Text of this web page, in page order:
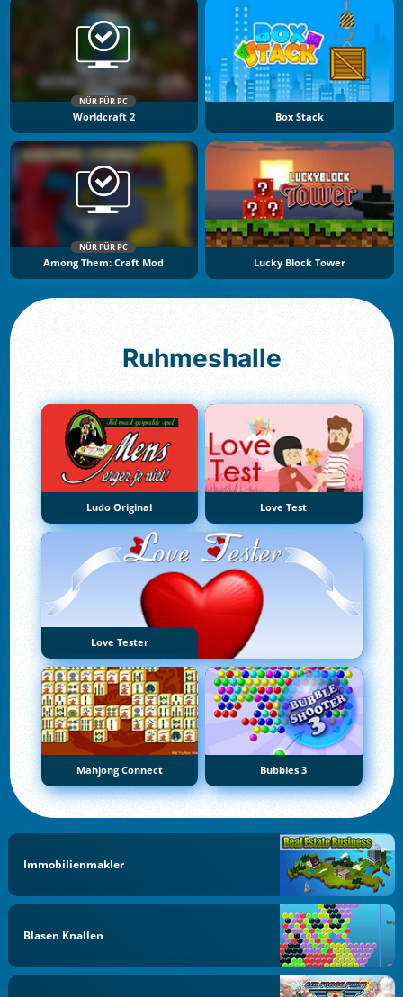
NÜR FÜR PC
Worldcraft 2 Box Stack
NÜR FÜR PC
Among Them: Craft Mod Lucky Block Tower
Ruhmeshalle
Ludo Original Love Test
Love Tester
Mahjong Connect Bubbles 3
Immobilienmakler
Blasen Knallen